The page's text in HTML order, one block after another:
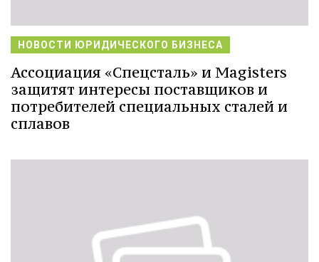
НОВОСТИ ЮРИДИЧЕСКОГО БИЗНЕСА
Ассоциация «Спецсталь» и Magisters
защитят интересы поставщиков и
потребителей специальных сталей и
сплавов